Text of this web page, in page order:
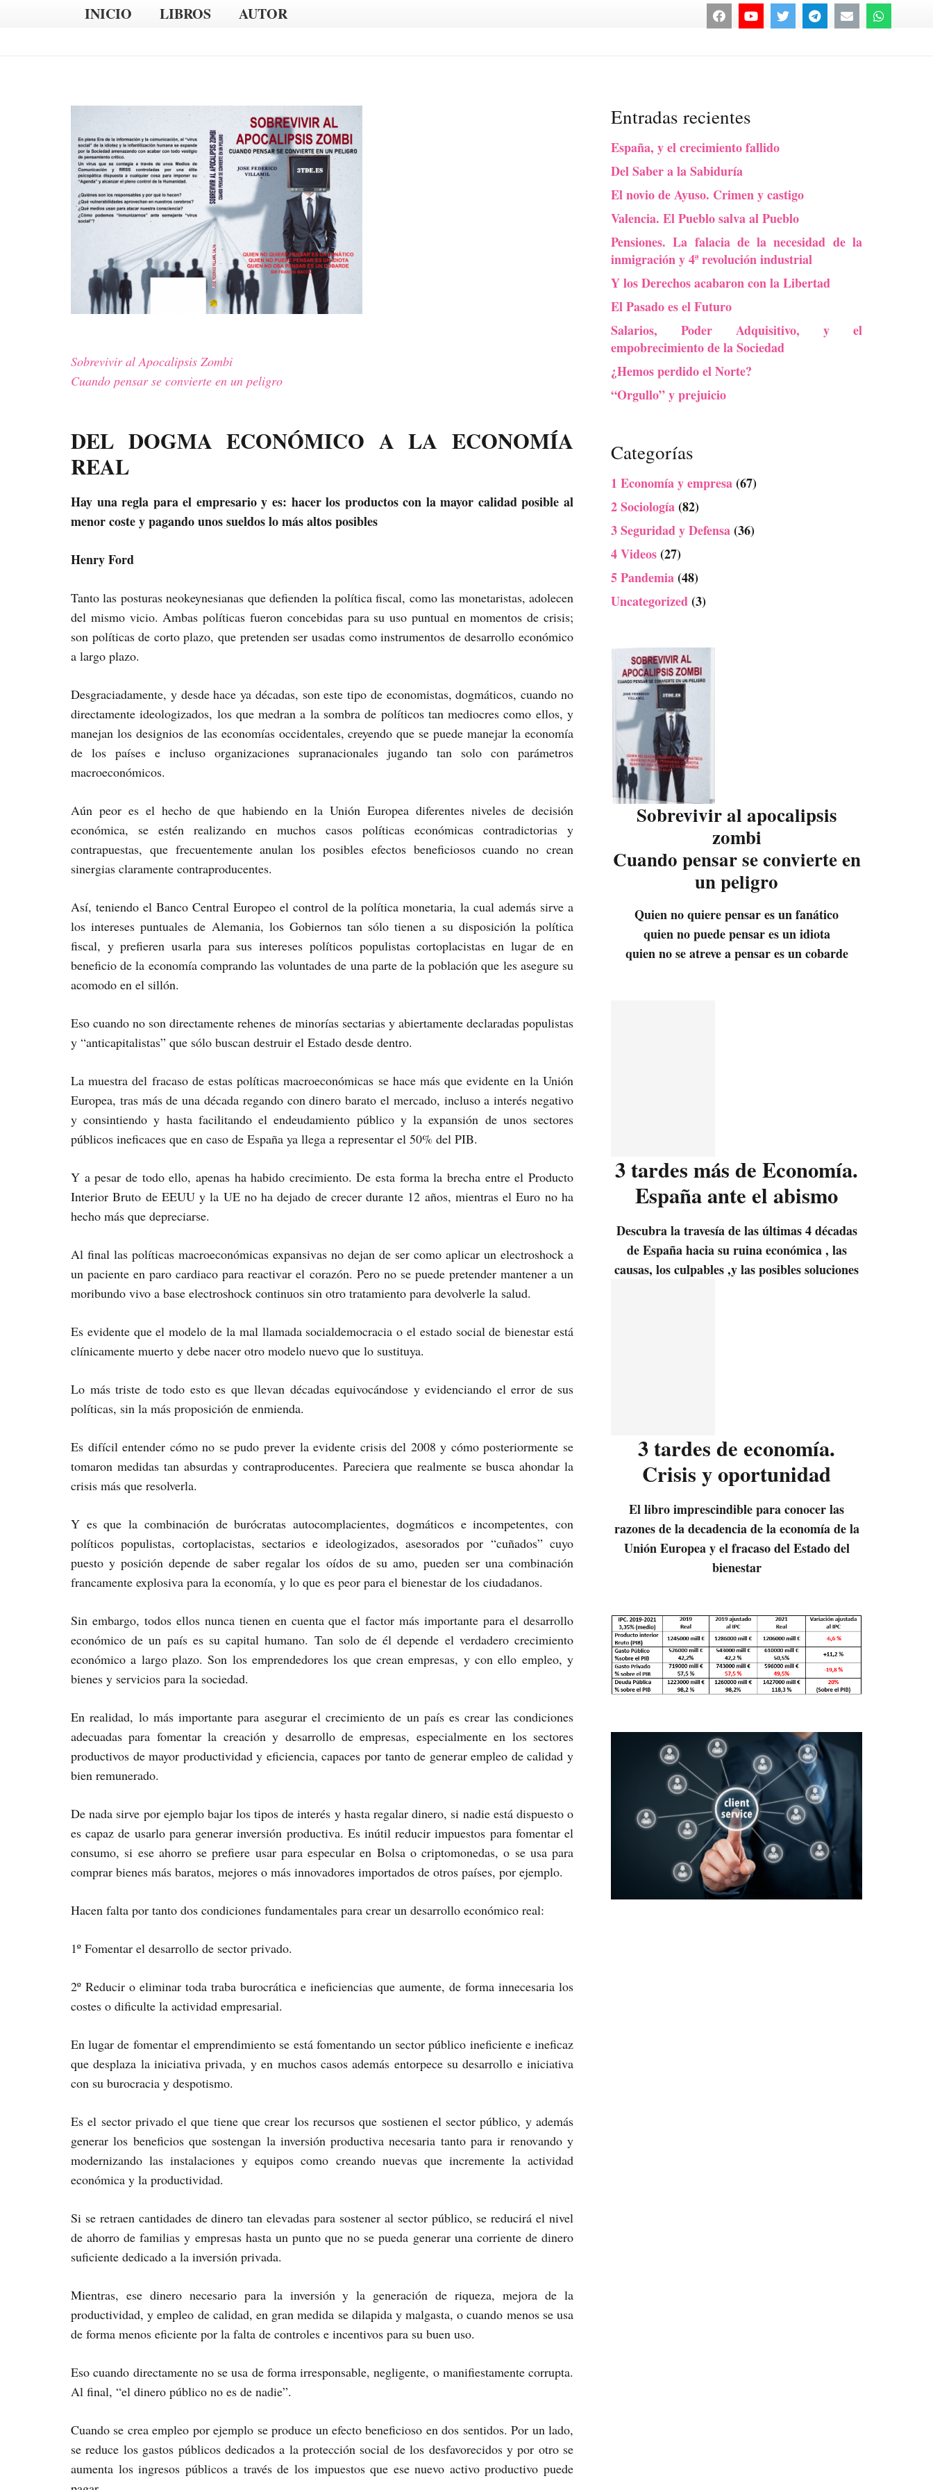
INICIO LIBROS AUTOR
Sobrevivir al Apocalipsis Zombi
Cuando pensar se convierte en un peligro
DEL DOGMA ECONÓMICO A LA ECONOMÍA
REAL
Hay una regla para el empresario y es: hacer los productos con la mayor calidad posible al
menor coste y pagando unos sueldos lo más altos posibles
Henry Ford
Tanto las posturas neokeynesianas que defienden la política fiscal, como las monetaristas, adolecen
del mismo vicio. Ambas políticas fueron concebidas para su uso puntual en momentos de crisis;
son políticas de corto plazo, que pretenden ser usadas como instrumentos de desarrollo económico
a largo plazo.
Desgraciadamente, y desde hace ya décadas, son este tipo de economistas, dogmáticos, cuando no
directamente ideologizados, los que medran a la sombra de políticos tan mediocres como ellos, y
manejan los designios de las economías occidentales, creyendo que se puede manejar la economía
de los países e incluso organizaciones supranacionales jugando tan solo con parámetros
macroeconómicos.
Aún peor es el hecho de que habiendo en la Unión Europea diferentes niveles de decisión
económica, se estén realizando en muchos casos políticas económicas contradictorias y
contrapuestas, que frecuentemente anulan los posibles efectos beneficiosos cuando no crean
sinergias claramente contraproducentes.
Así, teniendo el Banco Central Europeo el control de la política monetaria, la cual además sirve a
los intereses puntuales de Alemania, los Gobiernos tan sólo tienen a su disposición la política
fiscal, y prefieren usarla para sus intereses políticos populistas cortoplacistas en lugar de en
beneficio de la economía comprando las voluntades de una parte de la población que les asegure su
acomodo en el sillón.
Eso cuando no son directamente rehenes de minorías sectarias y abiertamente declaradas populistas
y “anticapitalistas” que sólo buscan destruir el Estado desde dentro.
La muestra del fracaso de estas políticas macroeconómicas se hace más que evidente en la Unión
Europea, tras más de una década regando con dinero barato el mercado, incluso a interés negativo
y consintiendo y hasta facilitando el endeudamiento público y la expansión de unos sectores
públicos ineficaces que en caso de España ya llega a representar el 50% del PIB.
Y a pesar de todo ello, apenas ha habido crecimiento. De esta forma la brecha entre el Producto
Interior Bruto de EEUU y la UE no ha dejado de crecer durante 12 años, mientras el Euro no ha
hecho más que depreciarse.
Al final las políticas macroeconómicas expansivas no dejan de ser como aplicar un electroshock a
un paciente en paro cardiaco para reactivar el corazón. Pero no se puede pretender mantener a un
moribundo vivo a base electroshock continuos sin otro tratamiento para devolverle la salud.
Es evidente que el modelo de la mal llamada socialdemocracia o el estado social de bienestar está
clínicamente muerto y debe nacer otro modelo nuevo que lo sustituya.
Lo más triste de todo esto es que llevan décadas equivocándose y evidenciando el error de sus
políticas, sin la más proposición de enmienda.
Es difícil entender cómo no se pudo prever la evidente crisis del 2008 y cómo posteriormente se
tomaron medidas tan absurdas y contraproducentes. Pareciera que realmente se busca ahondar la
crisis más que resolverla.
Y es que la combinación de burócratas autocomplacientes, dogmáticos e incompetentes, con
políticos populistas, cortoplacistas, sectarios e ideologizados, asesorados por “cuñados” cuyo
puesto y posición depende de saber regalar los oídos de su amo, pueden ser una combinación
francamente explosiva para la economía, y lo que es peor para el bienestar de los ciudadanos.
Sin embargo, todos ellos nunca tienen en cuenta que el factor más importante para el desarrollo
económico de un país es su capital humano. Tan solo de él depende el verdadero crecimiento
económico a largo plazo. Son los emprendedores los que crean empresas, y con ello empleo, y
bienes y servicios para la sociedad.
En realidad, lo más importante para asegurar el crecimiento de un país es crear las condiciones
adecuadas para fomentar la creación y desarrollo de empresas, especialmente en los sectores
productivos de mayor productividad y eficiencia, capaces por tanto de generar empleo de calidad y
bien remunerado.
De nada sirve por ejemplo bajar los tipos de interés y hasta regalar dinero, si nadie está dispuesto o
es capaz de usarlo para generar inversión productiva. Es inútil reducir impuestos para fomentar el
consumo, si ese ahorro se prefiere usar para especular en Bolsa o criptomonedas, o se usa para
comprar bienes más baratos, mejores o más innovadores importados de otros países, por ejemplo.
Hacen falta por tanto dos condiciones fundamentales para crear un desarrollo económico real:
1º Fomentar el desarrollo de sector privado.
2º Reducir o eliminar toda traba burocrática e ineficiencias que aumente, de forma innecesaria los
costes o dificulte la actividad empresarial.
En lugar de fomentar el emprendimiento se está fomentando un sector público ineficiente e ineficaz
que desplaza la iniciativa privada, y en muchos casos además entorpece su desarrollo e iniciativa
con su burocracia y despotismo.
Es el sector privado el que tiene que crear los recursos que sostienen el sector público, y además
generar los beneficios que sostengan la inversión productiva necesaria tanto para ir renovando y
modernizando las instalaciones y equipos como creando nuevas que incremente la actividad
económica y la productividad.
Si se retraen cantidades de dinero tan elevadas para sostener al sector público, se reducirá el nivel
de ahorro de familias y empresas hasta un punto que no se pueda generar una corriente de dinero
suficiente dedicado a la inversión privada.
Mientras, ese dinero necesario para la inversión y la generación de riqueza, mejora de la
productividad, y empleo de calidad, en gran medida se dilapida y malgasta, o cuando menos se usa
de forma menos eficiente por la falta de controles e incentivos para su buen uso.
Eso cuando directamente no se usa de forma irresponsable, negligente, o manifiestamente corrupta.
Al final, “el dinero público no es de nadie”.
Cuando se crea empleo por ejemplo se produce un efecto beneficioso en dos sentidos. Por un lado,
se reduce los gastos públicos dedicados a la protección social de los desfavorecidos y por otro se
aumenta los ingresos públicos a través de los impuestos que ese nuevo activo productivo puede
Entradas recientes
España, y el crecimiento fallido
Del Saber a la Sabiduría
El novio de Ayuso. Crimen y castigo
Valencia. El Pueblo salva al Pueblo
Pensiones. La falacia de la necesidad de la
inmigración y 4ª revolución industrial
Y los Derechos acabaron con la Libertad
El Pasado es el Futuro
Salarios, Poder Adquisitivo, y el
empobrecimiento de la Sociedad
¿Hemos perdido el Norte?
“Orgullo” y prejuicio
Categorías
1 Economía y empresa(67)
2 Sociología(82)
3 Seguridad y Defensa(36)
4 Videos(27)
5 Pandemia(48)
Uncategorized(3)
Sobrevivir al apocalipsis
zombi
Cuando pensar se convierte en
un peligro
Quien no quiere pensar es un fanático
quien no puede pensar es un idiota
quien no se atreve a pensar es un cobarde
3 tardes más de Economía.
España ante el abismo
Descubra la travesía de las últimas 4 décadas
de España hacia su ruina económica , las
causas, los culpables ,y las posibles soluciones
3 tardes de economía.
Crisis y oportunidad
El libro imprescindible para conocer las
razones de la decadencia de la economía de la
Unión Europea y el fracaso del Estado del
bienestar